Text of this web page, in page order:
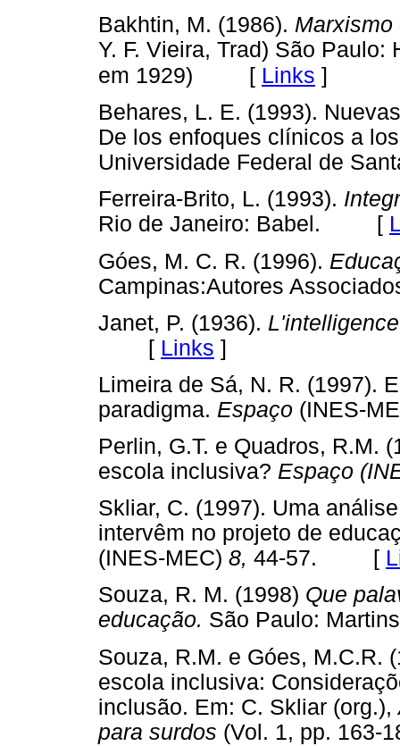
Bakhtin, M. (1986).
Y. F. Vieira, Trad) São
em 1929)
[ Links ]
Behares, L. E. (1993).
De los enfoques clínicos a
Universidade Federal de
Ferreira-Brito, L. (1993).
Rio de Janeiro: Babel. [
Góes, M. C. R. (1996).
Campinas:Autores
Janet, P. (1936).
[ Links ]
Limeira de Sá, N. R. (1997).
paradigma. Espaço (INES-
Perlin, G.T. e Quadros, R.M.
escola inclusiva? Espaço
Skliar, C. (1997). Uma
intervêm no projeto de
(INES-MEC) 8, 44-57. [
Souza, R. M. (1998) Que
educação. São Paulo:
Souza, R.M. e Góes, M.C.R.
escola inclusiva:
inclusão. Em: C. Skliar (org.),
para surdos (Vol. 1, pp. 163-